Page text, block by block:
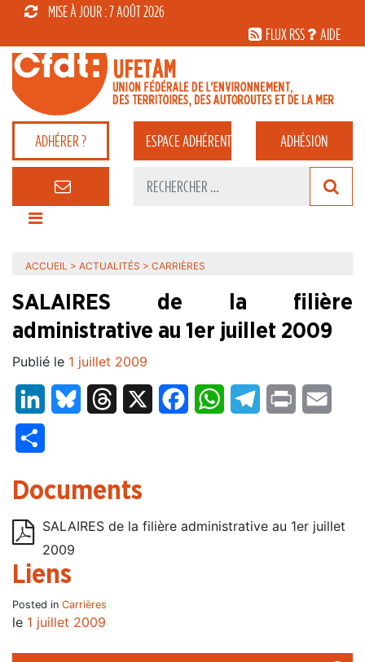
MISE À JOUR : 7 AOÛT 2026
FLUX RSS
AIDE
ADHÉRER ? ESPACEADHÉRENT ADHÉSION
ACCUEIL > ACTUALITÉS > CARRIÈRES
SALAIRES de la filière
administrative au 1er juillet 2009
Publié le 1 juillet 2009
LinkedInBluesky Threads FacebookWhatsAppTelegram
Print
Documents
SALAIRES de la filière administrative au 1er juillet
2009
Liens
Posted in Carrières
le 1 juillet 2009